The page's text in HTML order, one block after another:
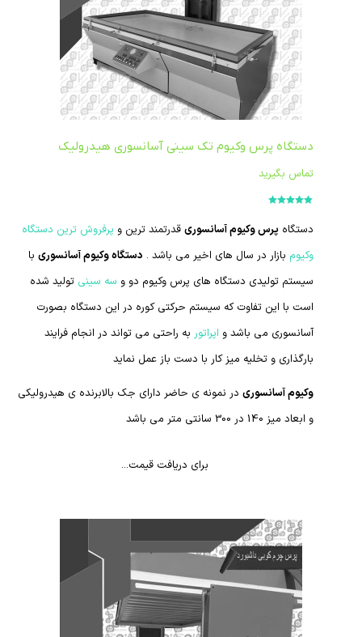
دستگاه پرس وکیوم تک سینی آسانسوری هیدرولیک
تماس بگیرید
دستگاه پرس وکیوم آسانسوری قدرتمند ترین و پرفروش ترین دستگاه
وکیوم بازار در سال های اخیر می باشد . دستگاه وکیوم آسانسوری با
سیستم تولیدی دستگاه های پرس وکیوم دو و سه سینی تولید شده
است با این تفاوت که سیستم حرکتی کوره در این دستگاه بصورت
آسانسوری می باشد و اپراتور به راحتی می تواند در انجام فرایند
بارگذاری و تخلیه میز کار با دست باز عمل نماید
وکیوم آسانسوری در نمونه ی حاضر دارای جک بالابرنده ی هیدرولیکی
و ابعاد میز 140 در 300 سانتی متر می باشد
برای دریافت قیمت...